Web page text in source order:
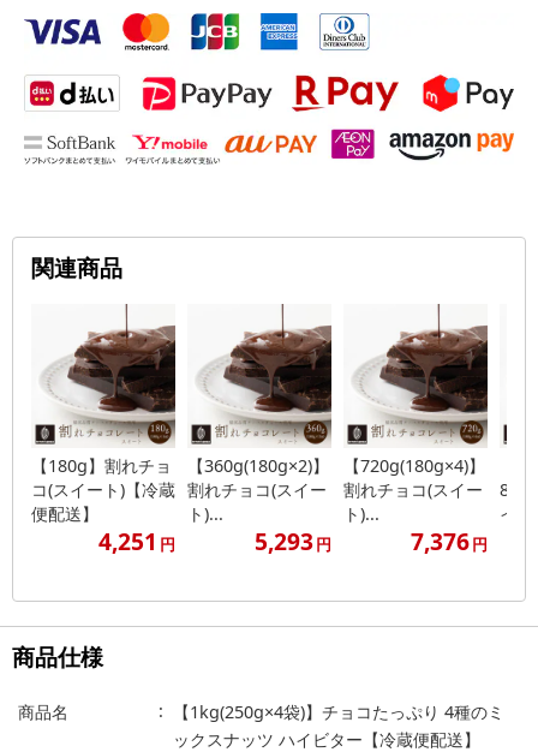
関連商品
【180g】割れチョ
コ(スイート)【冷蔵
便配送】
4,251 円
【360g(180g×2)】
割れチョコ(スイー
ト)...
5,293円
【720g(180g×4)】
割れチョコ(スイー
ト)...
7,376円
8)】
イ
商品仕様
商品名
【1kg(250g×4袋)】チョコたっぷり 4種のミ
ックスナッツ ハイビター【冷蔵便配送】